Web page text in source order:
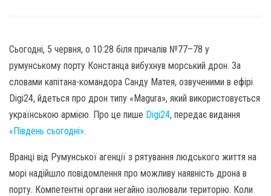
Сьогодні, 5 червня, о 10:28 біля причалів №77–78 у
румунському порту Констанца вибухнув морський дрон. За
словами капітана-командора Санду Матея, озвученими в ефірі
Digi24, йдеться про дрон типу «Magura», який використовується
українською армією. Про це пише Digi24, передає видання
«Південь сьогодні».
Вранці від Румунської агенції з рятування людського життя на
морі надійшло повідомлення про можливу наявність дрона в
порту. Компетентні органи негайно ізолювали територію. Коли